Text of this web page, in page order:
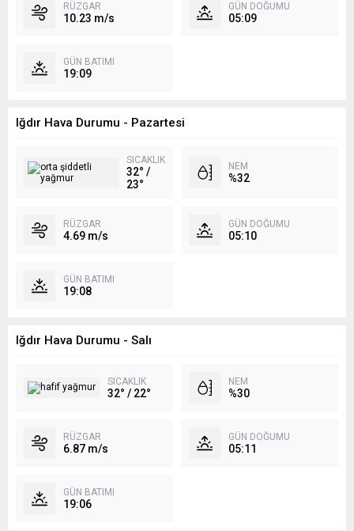
RÜZGAR
10.23 m/s
GÜN DOĞUMU
05:09
GÜN BATIMI
19:09
Iğdır Hava Durumu - Pazartesi
SICAKLIK
32° /
23°
NEM
%32
RÜZGAR
4.69 m/s
GÜN DOĞUMU
05:10
GÜN BATIMI
19:08
Iğdır Hava Durumu - Salı
SICAKLIK
32° / 22°
NEM
%30
RÜZGAR
6.87 m/s
GÜN DOĞUMU
05:11
GÜN BATIMI
19:06